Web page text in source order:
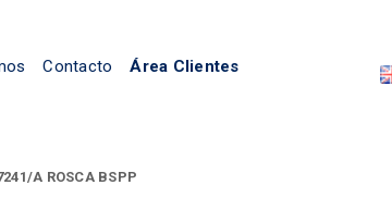
Contacto Área Clientes
A ROSCA BSPP